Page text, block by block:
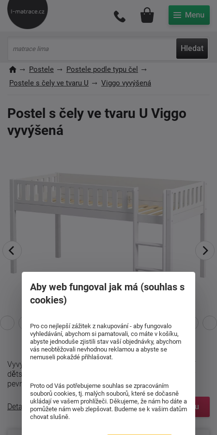
Hledat
Můj účet
Postele
Postele podle typu čel
Postele s čely ve tvaru U
Viggo vyvýšená
Postel s čely ve tvaru U Viggo
vyvýšená
Vyvýšená postel Viggo přináší moderní a funkční řešení
dětského spaní v oblíbeném skandinávském stylu. Díky
pevné konstrukci z masivu ...
Detailní popis Zobrazit prvky systému
Aby web fungoval jak má (souhlas s
cookies)
Pro co nejlepší zážitek z nakupování - aby fungovalo
vyhledávání, abychom si pamatovali, co máte v košíku,
abyste jednoduše zjistili stav vaší objednávky, abychom
vás neobtěžovali nevhodnou reklamou a abyste se
nemuseli pokaždé přihlašovat.
Proto od Vás potřebujeme souhlas se zpracováním
souborů cookies, tj. malých souborů, které se dočasně
ukládají ve vašem prohlížeči. Děkujeme, že nám ho dáte a
pomůžete nám web zlepšovat. Budeme se k vašim datům
chovat slušně.